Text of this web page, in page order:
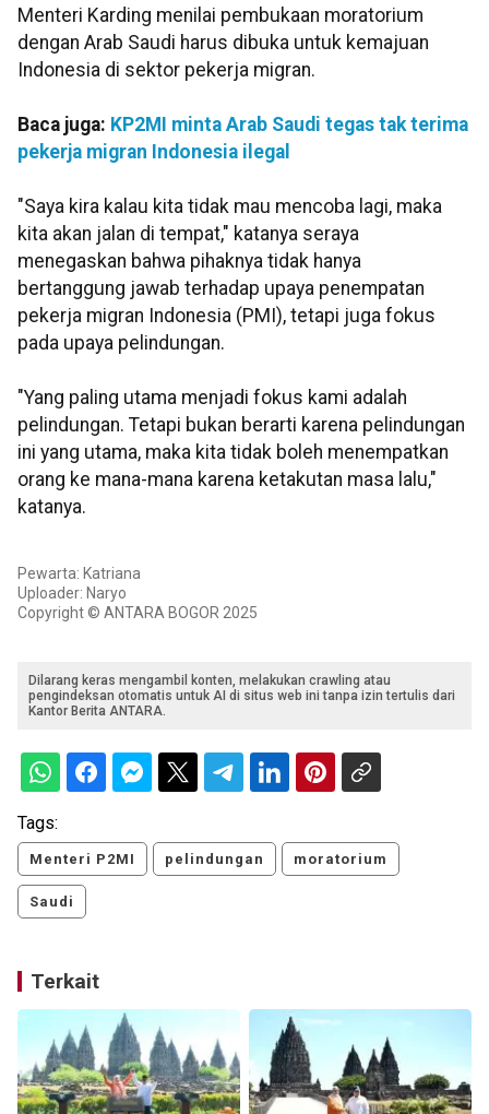
Menteri Karding menilai pembukaan moratorium
dengan Arab Saudi harus dibuka untuk kemajuan
Indonesia di sektor pekerja migran.
Baca juga: KP2MI minta Arab Saudi tegas tak terima
pekerja migran Indonesia ilegal
"Saya kira kalau kita tidak mau mencoba lagi, maka
kita akan jalan di tempat," katanya seraya
menegaskan bahwa pihaknya tidak hanya
bertanggung jawab terhadap upaya penempatan
pekerja migran Indonesia (PMI), tetapi juga fokus
pada upaya pelindungan.
"Yang paling utama menjadi fokus kami adalah
pelindungan. Tetapi bukan berarti karena pelindungan
ini yang utama, maka kita tidak boleh menempatkan
orang ke mana-mana karena ketakutan masa lalu,"
katanya.
Pewarta: Katriana
Uploader: Naryo
Copyright © ANTARA BOGOR 2025
Dilarang keras mengambil konten, melakukan crawling atau
pengindeksan otomatis untuk AI di situs web ini tanpa izin tertulis dari
Kantor Berita ANTARA.
Tags:
Menteri P2MI pelindungan moratorium
Saudi
Terkait